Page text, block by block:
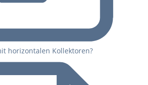
horizontalen Kollektoren?